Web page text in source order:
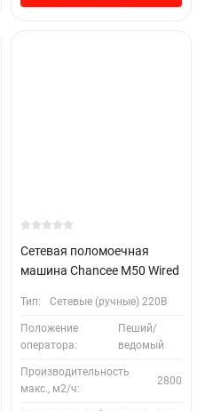
Сетевая поломоечная
машина Chancee M50 Wired
Тип: Сетевые (ручные) 220В
Положение
оператора:
Пеший/
ведомый
Производительность
макс., м2/ч:
2800